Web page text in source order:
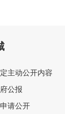
主动公开内容
公报
请公开